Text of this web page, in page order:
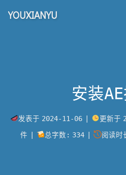
YOUXIANYU
安装
发表于 2024-11-06 | 更新于
件 | 总字数: 334 | 阅读时